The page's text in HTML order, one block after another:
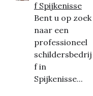
f Spijkenisse
Bent u op zoek
naar een
professioneel
schildersbedrij
f in
Spijkenisse...